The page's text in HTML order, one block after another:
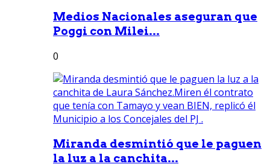
Medios Nacionales aseguran que
Poggi con Milei...
0
Miranda desmintió que le paguen
la luz a la canchita...